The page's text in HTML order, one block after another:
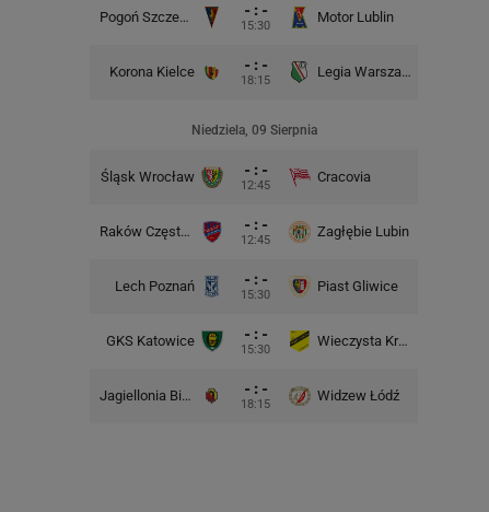
Pogoń Szczecin - : -
15:30
Motor Lublin
Korona Kielce - : -
18:15
Legia Warszawa
Niedziela, 09 Sierpnia
Śląsk Wrocław - : -
12:45
Cracovia
Raków Częstochowa - : -
12:45
Zagłębie Lubin
Lech Poznań - : -
15:30
Piast Gliwice
GKS Katowice - : -
15:30
Wieczysta Kraków
Jagiellonia Białystok - : -
18:15
Widzew Łódź